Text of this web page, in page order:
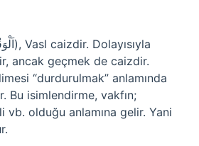
ancak geçmek de caizdir.
“durdurulmak” anlamında
Bu isimlendirme, vakfın;
olduğu anlamına gelir. Yani